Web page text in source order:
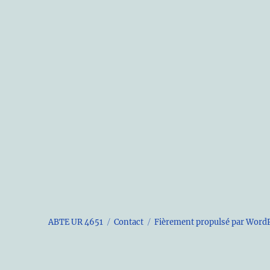
ABTE UR 4651 Contact Fièrement propulsé par